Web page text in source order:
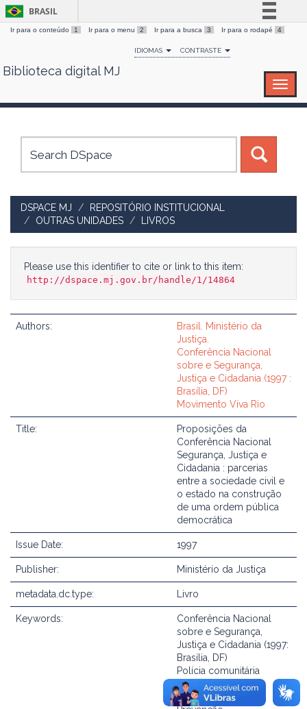
Skip
BRASIL
Simplifique!
Comunica BR
Canais
Ir para o conteúdo 1 Ir para o menu 2 Ir para a busca 3 Ir para o rodapé 4
IDIOMAS CONTRASTE
Biblioteca digital MJ
DSPACE MJ
REPOSITÓRIO INSTITUCIONAL
OUTRAS UNIDADES
LIVROS
Please use this identifier to cite or link to this item:
http://dspace.mj.gov.br/handle/1/14864
Authors:
Brasil. Ministério da
Justiça.
Conferência Nacional
sobre e Segurança,
Justiça e Cidadania (1997 :
Brasília, DF)
Movimento Viva Rio
Title:
Proposições da
Conferência Nacional
Segurança, Justiça e
Cidadania : parcerias
entre a sociedade civil e
o estado na construção
de uma ordem pública
democrática
Issue Date: 1997
Publisher: Ministério da Justiça
metadata.dc.type: Livro
Keywords:
Conferência Nacional
sobre e Segurança,
Justiça e Cidadania (1997:
Brasília, DF)
Polícia comunitária
Segurança pública
Violência